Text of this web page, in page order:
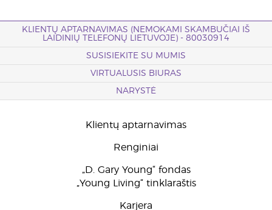
KLIENTŲ APTARNAVIMAS (NEMOKAMI SKAMBUČIAI IŠ
LAIDINIŲ TELEFONŲ LIETUVOJE) - 80030914
SUSISIEKITE SU MUMIS
VIRTUALUSIS BIURAS
NARYSTĖ
Klientų aptarnavimas
Renginiai
„D. Gary Young“ fondas
„Young Living“ tinklaraštis
Karjera